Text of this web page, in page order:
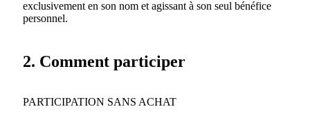
exclusivement en son nom et agissant à son seul bénéfice
personnel.
2. Comment participer
PARTICIPATION SANS ACHAT